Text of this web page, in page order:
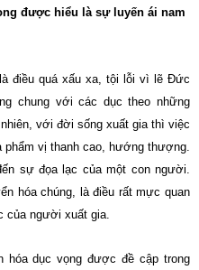
được hiểu là sự luyến ái nam
điều quá xấu xa, tội lỗi vì lẽ Đức
chung với các dục theo những
với đời sống xuất gia thì việc
vị thanh cao, hướng thượng.
sự đọa lạc của một con người.
hóa chúng, là điều rất mực quan
của người xuất gia.
hóa dục vọng được đề cập trong